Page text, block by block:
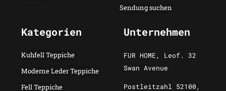
Sendung suchen
Kategorien
Kuhfell Teppiche
Moderne Leder Teppiche
Fell Teppiche
Unternehmen
FUR HOME, Leof. 32
Swan Avenue
Postleitzahl 52100,